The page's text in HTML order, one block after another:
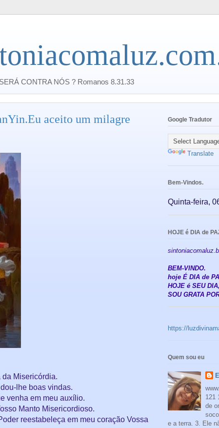
CONTRA NÓS ? Romanos 8.31.33
aceito um milagre
da Misericórdia.
lhe boas vindas.
venha em meu auxílio.
Manto Misericordioso.
reestabeleça em meu coração Vossa
Google Tradutor
Translate
Bem-Vindos.
Quinta-feira,
HOJE é DIA de
BEM-VINDO.
hoje É DIA de
HOJE é SEU
SOU GRATA
https://
Quem sou eu
121
de
e a terra. 3. Ele